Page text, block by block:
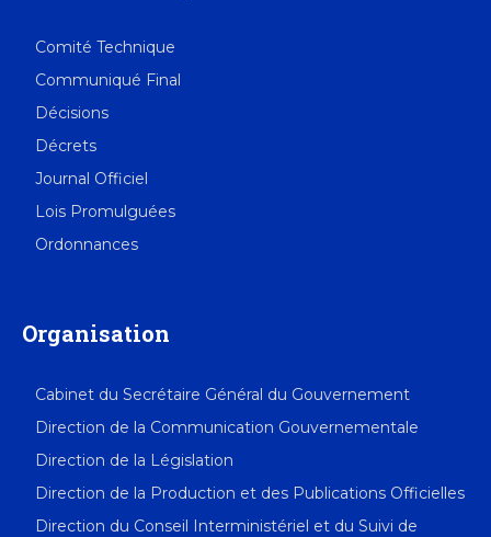
Comité Technique
Communiqué Final
Décisions
Décrets
Journal Officiel
Lois Promulguées
Ordonnances
Organisation
Cabinet du Secrétaire Général du Gouvernement
Direction de la Communication Gouvernementale
Direction de la Législation
Direction de la Production et des Publications Officielles
Direction du Conseil Interministériel et du Suivi de